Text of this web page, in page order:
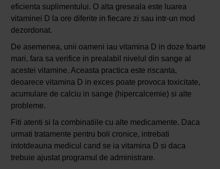
eficienta suplimentului. O alta greseala este luarea
vitaminei D la ore diferite in fiecare zi sau intr-un mod
dezordonat.
De asemenea, unii oameni iau vitamina D in doze foarte
mari, fara sa verifice in prealabil nivelul din sange al
acestei vitamine. Aceasta practica este riscanta,
deoarece vitamina D in exces poate provoca toxicitate,
acumulare de calciu in sange (hipercalcemie) si alte
probleme.
Fiti atenti si la combinatiile cu alte medicamente. Daca
urmati tratamente pentru boli cronice, intrebati
intotdeauna medicul cand se ia vitamina D si daca
trebuie ajustat programul de administrare.